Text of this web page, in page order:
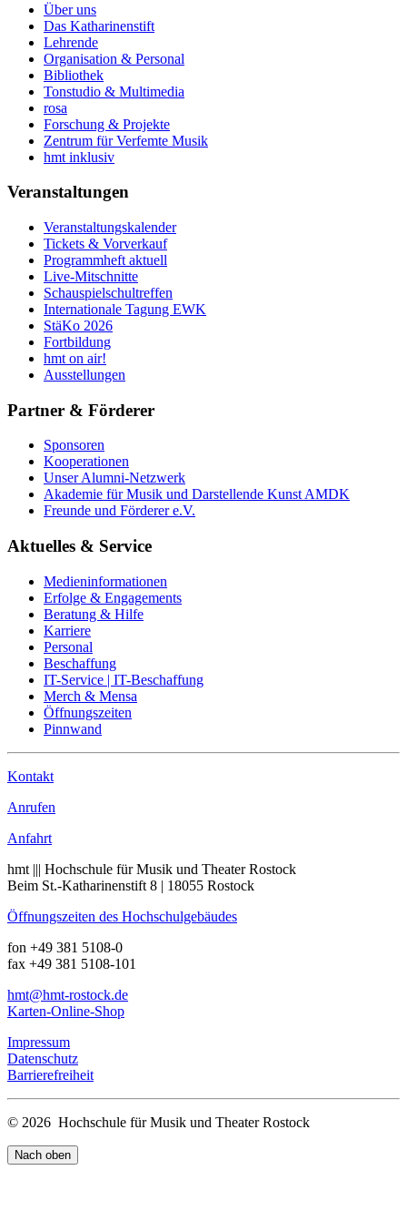
Über uns
Das Katharinenstift
Lehrende
Organisation & Personal
Bibliothek
Tonstudio & Multimedia
rosa
Forschung & Projekte
Zentrum für Verfemte Musik
hmt inklusiv
Veranstaltungen
Veranstaltungskalender
Tickets & Vorverkauf
Programmheft aktuell
Live-Mitschnitte
Schauspielschultreffen
Internationale Tagung EWK
StäKo 2026
Fortbildung
hmt on air!
Ausstellungen
Partner & Förderer
Sponsoren
Kooperationen
Unser Alumni-Netzwerk
Akademie für Musik und Darstellende Kunst AMDK
Freunde und Förderer e.V.
Aktuelles & Service
Medieninformationen
Erfolge & Engagements
Beratung & Hilfe
Karriere
Personal
Beschaffung
IT-Service | IT-Beschaffung
Merch & Mensa
Öffnungszeiten
Pinnwand
Kontakt
Anrufen
Anfahrt
hmt ||| Hochschule für Musik und Theater Rostock
Beim St.-Katharinenstift 8 | 18055 Rostock
Öffnungszeiten des Hochschulgebäudes
fon +49 381 5108-0
fax +49 381 5108-101
hmt@hmt-rostock.de
Karten-Online-Shop
Impressum
Datenschutz
Barrierefreiheit
© 2026 Hochschule für Musik und Theater Rostock
Nach oben